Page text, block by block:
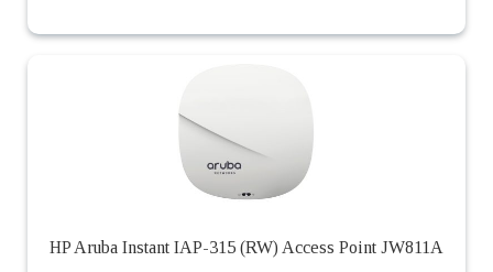
HP Aruba Instant IAP-315 (RW) Access Point JW811A